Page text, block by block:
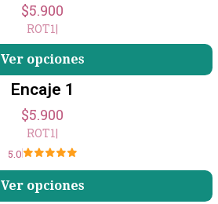
$5.900
ROT1|
Ver opciones
Encaje 1
$5.900
ROT1|
5.0
Ver opciones